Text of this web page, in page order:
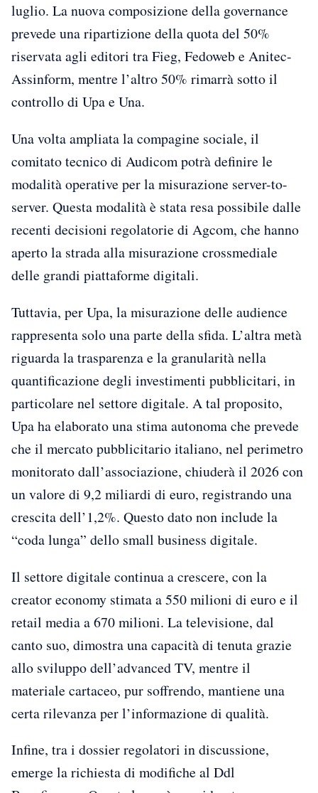
luglio. La nuova composizione della governance
prevede una ripartizione della quota del 50%
riservata agli editori tra Fieg, Fedoweb e Anitec-
Assinform, mentre l’altro 50% rimarrà sotto il
controllo di Upa e Una.
Una volta ampliata la compagine sociale, il
comitato tecnico di Audicom potrà definire le
modalità operative per la misurazione server-to-
server. Questa modalità è stata resa possibile dalle
recenti decisioni regolatorie di Agcom, che hanno
aperto la strada alla misurazione crossmediale
delle grandi piattaforme digitali.
Tuttavia, per Upa, la misurazione delle audience
rappresenta solo una parte della sfida. L’altra metà
riguarda la trasparenza e la granularità nella
quantificazione degli investimenti pubblicitari, in
particolare nel settore digitale. A tal proposito,
Upa ha elaborato una stima autonoma che prevede
che il mercato pubblicitario italiano, nel perimetro
monitorato dall’associazione, chiuderà il 2026 con
un valore di 9,2 miliardi di euro, registrando una
crescita dell’1,2%. Questo dato non include la
“coda lunga” dello small business digitale.
Il settore digitale continua a crescere, con la
creator economy stimata a 550 milioni di euro e il
retail media a 670 milioni. La televisione, dal
canto suo, dimostra una capacità di tenuta grazie
allo sviluppo dell’advanced TV, mentre il
materiale cartaceo, pur soffrendo, mantiene una
certa rilevanza per l’informazione di qualità.
Infine, tra i dossier regolatori in discussione,
emerge la richiesta di modifiche al Ddl